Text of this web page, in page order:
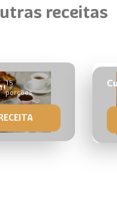
receitas
15
porções